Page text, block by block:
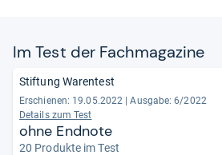
Im Test der Fach­ma­ga­zine
Stiftung Warentest
Erschienen: 19.05.2022 | Ausgabe: 6/2022
Details zum Test
ohne Endnote
20 Produkte im Test